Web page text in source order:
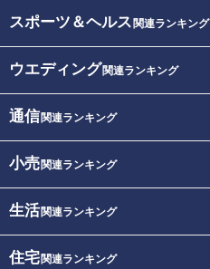
スポーツ＆ヘルス 関連ランキング
ウエディング関連ランキング
通信関連ランキング
小売関連ランキング
生活関連ランキング
住宅関連ランキング